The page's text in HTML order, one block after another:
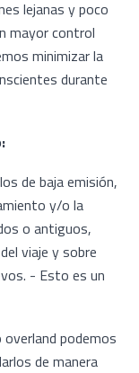
lejanas y poco
mayor control
minimizar la
durante
de baja emisión,
y/o la
o antiguos,
viaje y sobre
- Esto es un
podemos
de manera